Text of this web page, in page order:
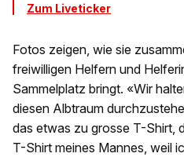
Zum Liveticker
Fotos zeigen, wie sie
freiwilligen Helfern und
Sammelplatz bringt. «Wir
diesen Albtraum
das etwas zu grosse T-Shirt,
T-Shirt meines Mannes, weil